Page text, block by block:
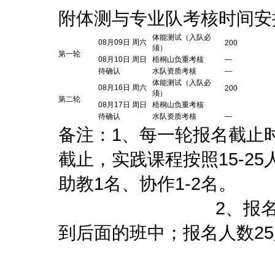
附体测与专业队考核时间
第一轮
08月09日 周六
体能测试（入队必
须）
200
08月10日 周日
梧桐山负重考核
—
待确认
水队资质考核 —
第二轮
08月16日 周六
体能测试（入队必
须）
200
08月17日 周日
梧桐山负重考核
待确认
水队资质考核 —
备注：1、每一轮报名截止
截止，实践课程按照15-25
助教1名
2、报名截止时当
到后面的班中；报名人数